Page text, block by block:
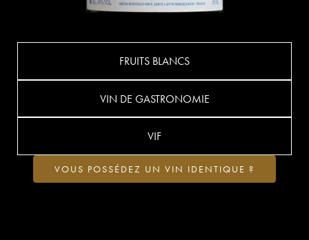
FRUITS BLANCS
VIN DE GASTRONOMIE
VIF
VOUS POSSÉDEZ UN VIN IDENTIQUE ?